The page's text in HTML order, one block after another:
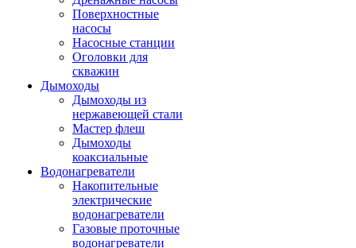
Поверхностные
насосы
Насосные станции
Оголовки для
скважин
Дымоходы
Дымоходы из
нержавеющей стали
Мастер флеш
Дымоходы
коаксиальные
Водонагреватели
Накопительные
электрические
водонагреватели
Газовые проточные
водонагреватели